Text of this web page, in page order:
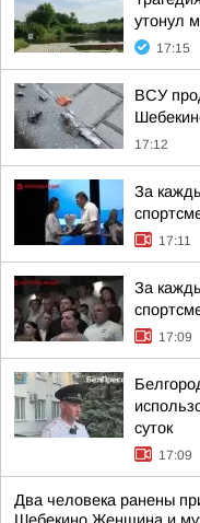
утонул
17:15
ВСУ
17:12
За
17:11
За
17:09
суток
17:09
Два человека ранены